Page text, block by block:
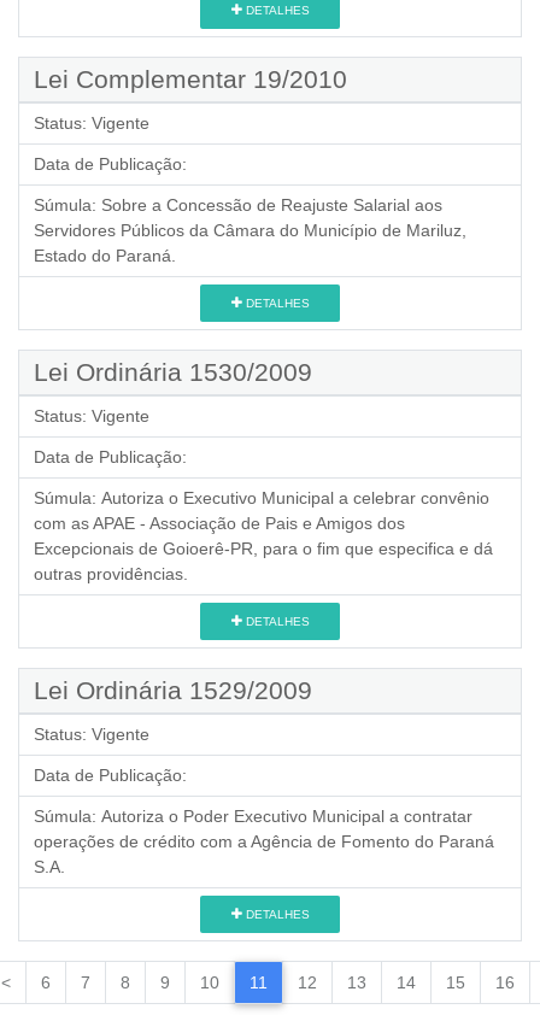
DETALHES
Lei Complementar 19/2010
Status: Vigente
Data de Publicação:
Súmula: Sobre a Concessão de Reajuste Salarial aos
Servidores Públicos da Câmara do Município de Mariluz,
Estado do Paraná.
DETALHES
Lei Ordinária 1530/2009
Status: Vigente
Data de Publicação:
Súmula: Autoriza o Executivo Municipal a celebrar convênio
com as APAE - Associação de Pais e Amigos dos
Excepcionais de Goioerê-PR, para o fim que especifica e dá
outras providências.
DETALHES
Lei Ordinária 1529/2009
Status: Vigente
Data de Publicação:
Súmula: Autoriza o Poder Executivo Municipal a contratar
operações de crédito com a Agência de Fomento do Paraná
S.A.
DETALHES
< 6 7 8 9 10 11 12 13 14 15 16